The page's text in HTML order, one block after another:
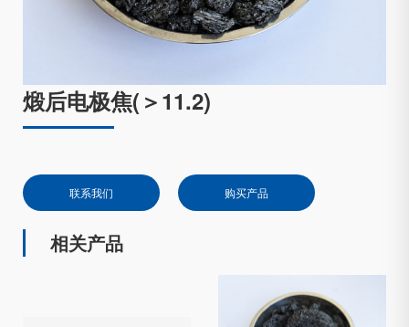
煅后电极焦(＞11.2)
联系我们 购买产品
相关产品